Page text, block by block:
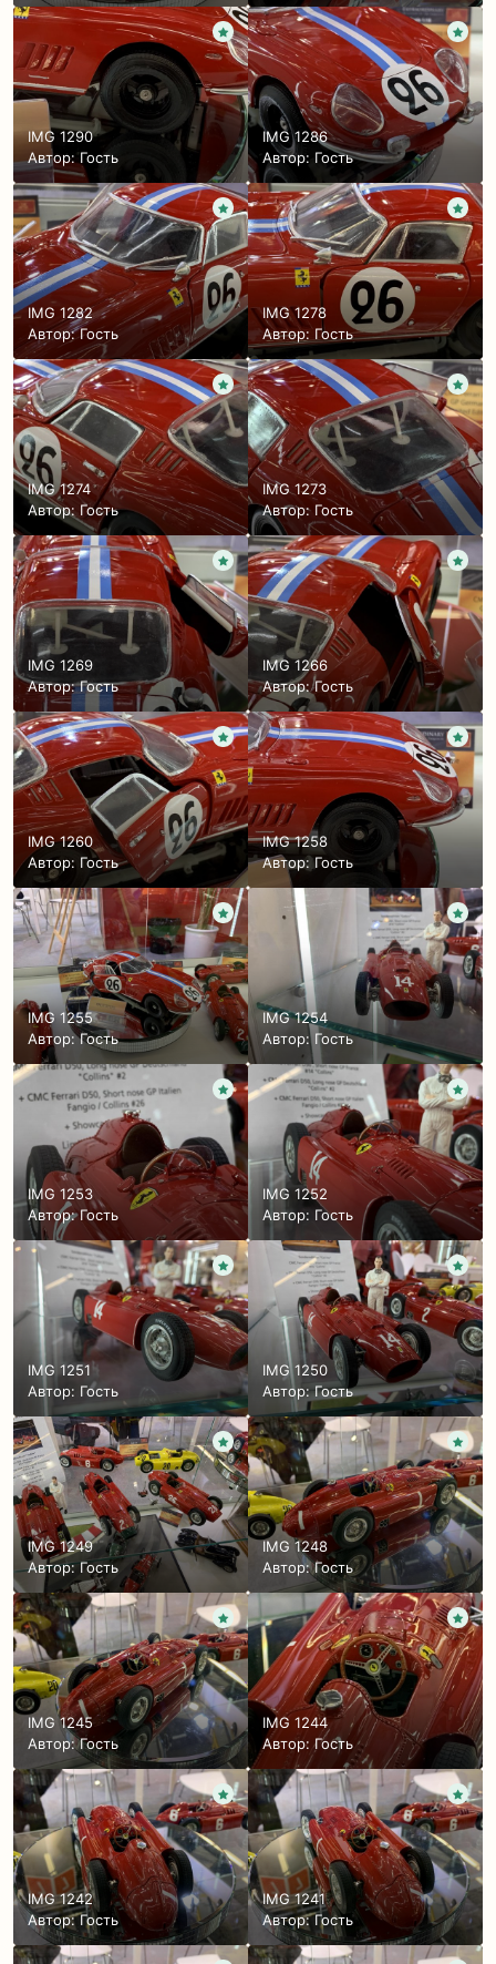
IMG 1290
Автор: Гость
IMG 1286
Автор: Гость
IMG 1282
Автор: Гость
IMG 1278
Автор: Гость
IMG 1274
Автор: Гость
IMG 1273
Автор: Гость
IMG 1269
Автор: Гость
IMG 1266
Автор: Гость
IMG 1260
Автор: Гость
IMG 1258
Автор: Гость
IMG 1255
Автор: Гость
IMG 1254
Автор: Гость
IMG 1253
Автор: Гость
IMG 1252
Автор: Гость
IMG 1251
Автор: Гость
IMG 1250
Автор: Гость
IMG 1249
Автор: Гость
IMG 1248
Автор: Гость
IMG 1245
Автор: Гость
IMG 1244
Автор: Гость
IMG 1242
Автор: Гость
IMG 1241
Автор: Гость